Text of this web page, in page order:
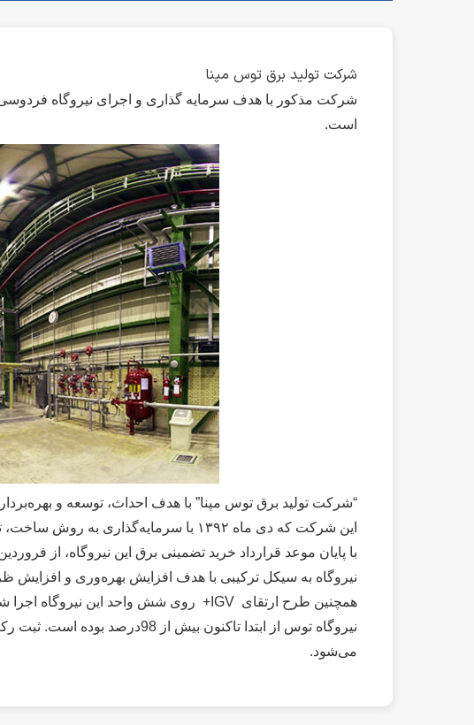
شرکت تولید برق توس مپنا
است.
این شرکت که دی ماه ۱۳۹۲ با سرمایه‌گذاری به روش ساخت، تملیک و بهره‌برداری ایجاد شد، هم‌اکنون بهره‌برداری از این نیروگاه را بر عهده دارد.
می‌شود.